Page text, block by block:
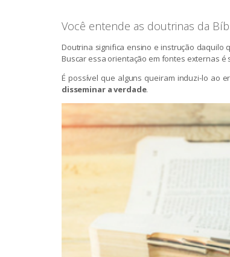
Você entende as doutrinas da
Doutrina significa ensino e instrução daquilo
Buscar essa orientação em fontes externas
É possível que alguns queiram induzi-lo ao
disseminar a verdade.